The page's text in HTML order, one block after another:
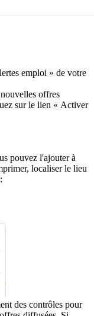
emploi » de votre
offres
sur le lien « Activer
pouvez l'ajouter à
localiser le lieu
des contrôles pour